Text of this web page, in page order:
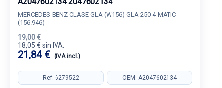
MERCEDES-BENZ CLASE GLA (W156) GLA 250 4-MATIC
(156.946)
19,00 €
18,05 € sin IVA.
21,84 € (IVA incl.)
Ref: 6279522 OEM: A2047602134